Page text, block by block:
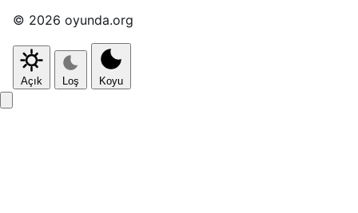
© 2026 oyunda.org
Açık Loş Koyu